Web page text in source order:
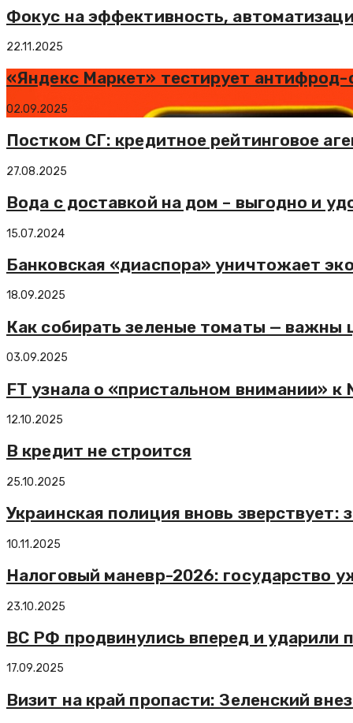
Фокус на эффективность,
22.11.2025
«Яндекс Маркет» тестирует
02.09.2025
Постком СГ: кредитное рейтинговое
27.08.2025
Вода с доставкой на дом – выгодно и
15.07.2024
Банковская «диаспора» уничтожает
18.09.2025
Как собирать зеленые томаты — важны
03.09.2025
FT узнала о «пристальном внимании» к
12.10.2025
В кредит не строится
25.10.2025
Украинская полиция вновь
10.11.2025
Налоговый маневр-2026: государство
23.10.2025
ВС РФ продвинулись вперед и ударили
17.09.2025
Визит на край пропасти: Зеленский